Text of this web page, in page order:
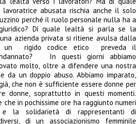
abusata rischia anche il solo
perché il ruolo personale nulla ha a
Di quale lealtà si parla se la
azienda privata si ritiene avulsa dalla
un rigido codice etico preveda il
In questi giorni abbiamo
molto, oltre a difendere una nostra
da un doppio abuso. Abbiamo imparato,
che non è sufficiente essere donne per
donne, soprattutto in questi momenti.
in pochissime ore ha raggiunto numeri
e la solidarietà di rappresentanti di
di un associazionismo femminile